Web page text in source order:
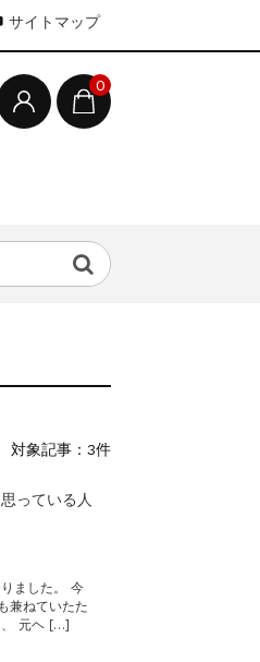
0
サイトマップ
対象記事：3件
っている人
ました。 今
兼ねていたた
、 元ヘ […]